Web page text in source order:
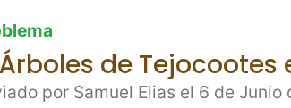
de Tejocootes
por Samuel Elias el 6 de